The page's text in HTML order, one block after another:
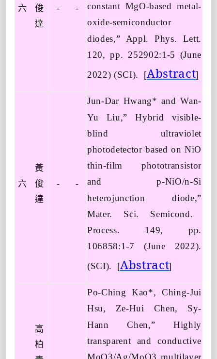
六
俊
達
- -
constant MgO-based metal-
oxide-semiconductor
diodes,” Appl. Phys. Lett.
120, pp. 252902:1-5 (June
2022) (SCI).
[Abstract]
六
黃
俊
達
- -
Jun-Dar Hwang* and Wan-
Yu Liu,” Hybrid visible-
blind ultraviolet
photodetector based on NiO
thin-film phototransistor
and p-NiO/n-Si
heterojunction diode,”
Mater. Sci. Semicond.
Process. 149, pp.
106858:1-7 (June 2022).
(SCI).
[Abstract]
高
柏
Po-Ching Kao*, Ching-Jui
Hsu, Ze-Hui Chen, Sy-
Hann Chen,” Highly
transparent and conductive
MoO3/Ag/MoO3 multilayer